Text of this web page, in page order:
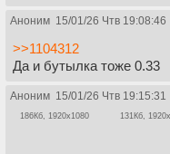
Аноним 15/01/26 Чтв 19:08:46
>>1104312
Да и бутылка тоже 0.33
Аноним 15/01/26 Чтв 19:15:31
186Кб, 1920x1080 131Кб,